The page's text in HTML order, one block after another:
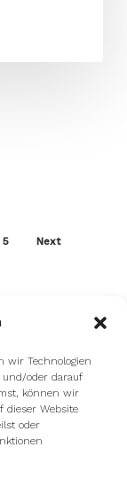
wir Technologien
und/oder darauf
können wir
dieser Website
oder
5 Next